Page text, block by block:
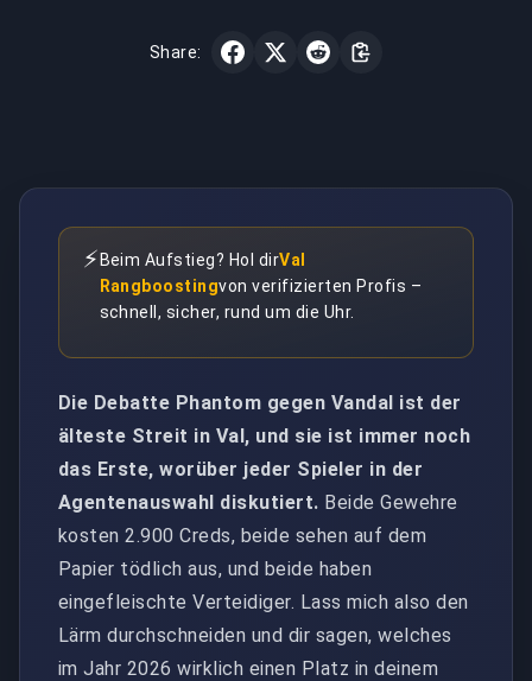
Share:
⚡ Beim Aufstieg? Hol dirVal
Rangboostingvon verifizierten Profis –
schnell, sicher, rund um die Uhr.
Die Debatte Phantom gegen Vandal ist der
älteste Streit in Val, und sie ist immer noch
das Erste, worüber jeder Spieler in der
Agentenauswahl diskutiert. Beide Gewehre
kosten 2.900 Creds, beide sehen auf dem
Papier tödlich aus, und beide haben
eingefleischte Verteidiger. Lass mich also den
Lärm durchschneiden und dir sagen, welches
im Jahr 2026 wirklich einen Platz in deinem